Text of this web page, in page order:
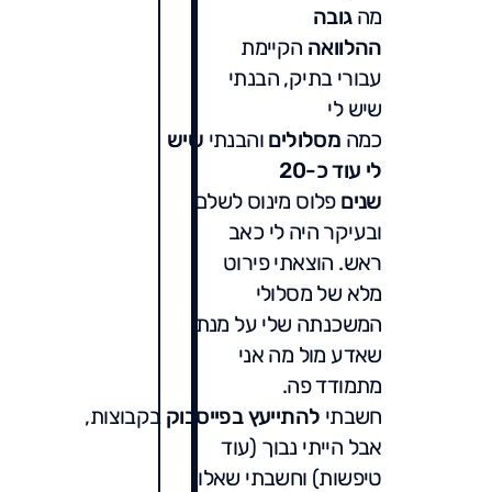
מהגובה
ההלוואה הקיימת
עבורי בתיק, הבנתי
שיש לי
כמה מסלולים והבנתי שיש
לי עוד כ-20
שנים פלוס מינוס לשלם
ובעיקר היה לי כאב
ראש. הוצאתי פירוט
מלא של מסלולי
המשכנתה שלי על מנת
שאדע מול מה אני
מתמודד פה.
חשבתי להתייעץבפייסבוק בקבוצות,
אבל הייתי נבוך (עוד
טיפשות) וחשבתי שאלו